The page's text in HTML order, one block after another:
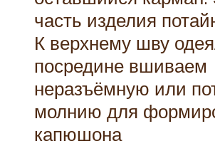
часть изделия
К верхнему шву
посредине вшиваем
неразъёмную или
молнию для
капюшона